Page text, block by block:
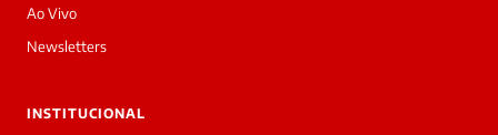
do
Prime.
Letícia
Ao Vivo
Newsletters
INSTITUCIONAL